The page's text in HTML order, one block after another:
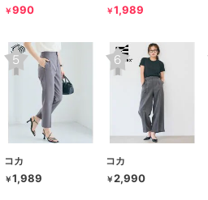
￥990 ￥1,989
コカ
￥1,989
コカ
￥2,990